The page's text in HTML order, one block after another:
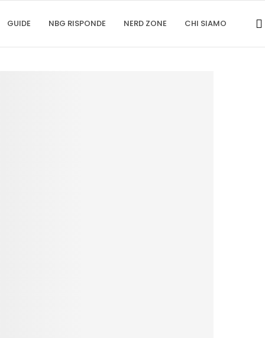
GUIDE NBG RISPONDE NERD ZONE CHI SIAMO